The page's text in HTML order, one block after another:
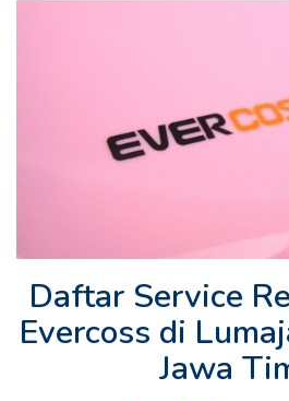
Daftar Service
Evercoss di
Jawa